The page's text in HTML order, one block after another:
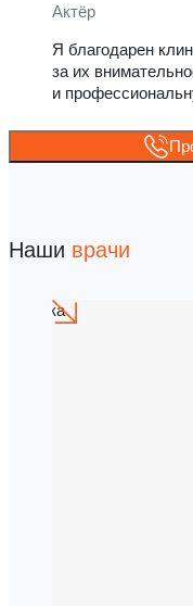
Актёр
Я благодарен
за их
и
Наши врачи